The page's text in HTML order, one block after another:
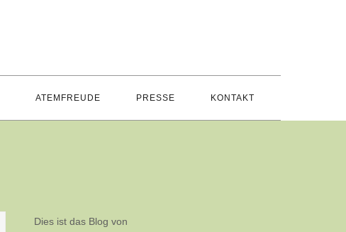
ATEMFREUDE PRESSE KONTAKT
Dies ist das Blog von